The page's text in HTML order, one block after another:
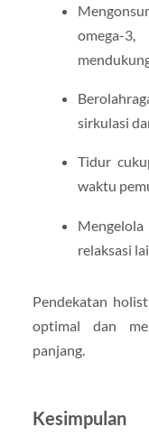
omega-
sirkulasi
Tidur
waktu
relaksasi
Pendekatan
optimal dan
panjang.
Kesimpulan